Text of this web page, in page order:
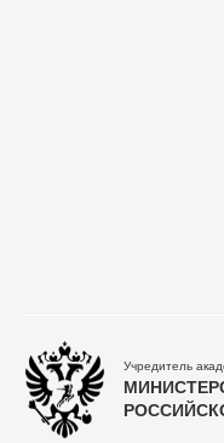
Учредитель